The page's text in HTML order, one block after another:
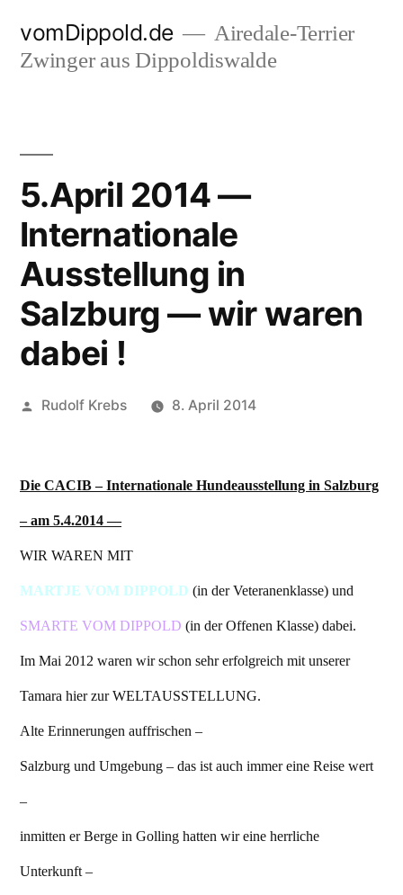
Inhalt
vomDippold.de
Airedale-Terrier
Zwinger aus Dippoldiswalde
5.April 2014 —
Internationale
Ausstellung in
Salzburg — wir waren
dabei !
Veröffentlicht
Rudolf Krebs 8. April 2014
Die CACIB – Internationale Hundeausstellung in Salzburg
– am 5.4.2014 —
WIR WAREN MIT
MARTJE VOM DIPPOLD (in der Veteranenklasse) und
SMARTE VOM DIPPOLD (in der Offenen Klasse) dabei.
Im Mai 2012 waren wir schon sehr erfolgreich mit unserer
Tamara hier zur WELTAUSSTELLUNG.
Alte Erinnerungen auffrischen –
Salzburg und Umgebung – das ist auch immer eine Reise wert
–
inmitten er Berge in Golling hatten wir eine herrliche
Unterkunft –